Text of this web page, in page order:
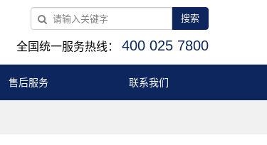
搜索
全国统一服务热线： 400 025 7800
售后服务 联系我们